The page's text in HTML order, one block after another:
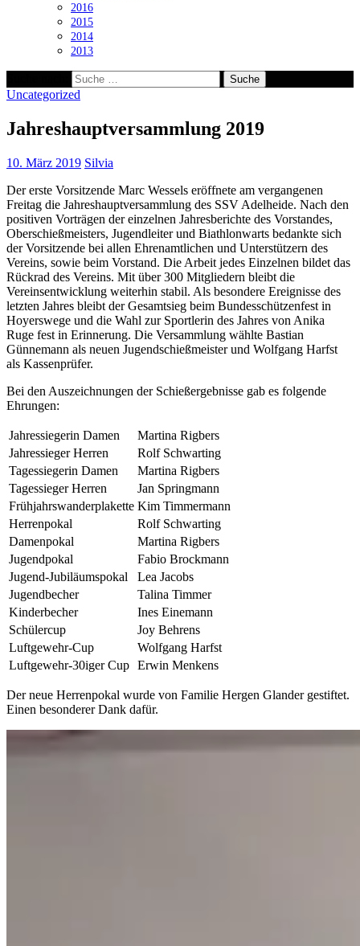
2016
2015
2014
2013
Uncategorized
Jahreshauptversammlung 2019
10. März 2019 Silvia
Der erste Vorsitzende Marc Wessels eröffnete am vergangenen
Freitag die Jahreshauptversammlung des SSV Adelheide. Nach den
positiven Vorträgen der einzelnen Jahresberichte des Vorstandes,
Oberschießmeisters, Jugendleiter und Biathlonwarts bedankte sich
der Vorsitzende bei allen Ehrenamtlichen und Unterstützern des
Vereins, sowie beim Vorstand. Die Arbeit jedes Einzelnen bildet das
Rückrad des Vereins. Mit über 300 Mitgliedern bleibt die
Vereinsentwicklung weiterhin stabil. Als besondere Ereignisse des
letzten Jahres bleibt der Gesamtsieg beim Bundesschützenfest in
Hoyerswege und die Wahl zur Sportlerin des Jahres von Anika
Ruge fest in Erinnerung. Die Versammlung wählte Bastian
Günnemann als neuen Jugendschießmeister und Wolfgang Harfst
als Kassenprüfer.
Bei den Auszeichnungen der Schießergebnisse gab es folgende
Ehrungen:
Jahressiegerin Damen
Martina Rigbers
Jahressieger Herren
Rolf Schwarting
Tagessiegerin Damen
Martina Rigbers
Tagessieger Herren
Jan Springmann
Frühjahrswanderplakette Kim Timmermann
Herrenpokal
Rolf Schwarting
Damenpokal
Martina Rigbers
Jugendpokal
Fabio Brockmann
Jugend-Jubiläumspokal
Lea Jacobs
Jugendbecher
Talina Timmer
Kinderbecher
Ines Einemann
Schülercup
Joy Behrens
Luftgewehr-Cup
Wolfgang Harfst
Luftgewehr-30iger Cup Erwin Menkens
Der neue Herrenpokal wurde von Familie Hergen Glander gestiftet.
Einen besonderer Dank dafür.